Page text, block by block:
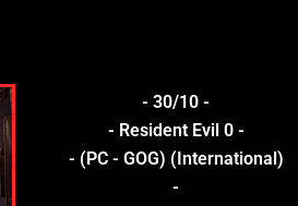
- 30/10 -
- Resident Evil 0 -
- (PC - GOG) (International)
-